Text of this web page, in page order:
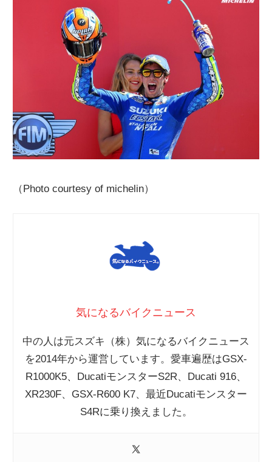
（Photo courtesy of michelin）
気になるバイクニュース
中の人は元スズキ（株）気になるバイクニュース
を2014年から運営しています。愛車遍歴はGSX-
R1000K5、DucatiモンスターS2R、Ducati 916、
XR230F、GSX-R600 K7、最近Ducatiモンスター
S4Rに乗り換えました。